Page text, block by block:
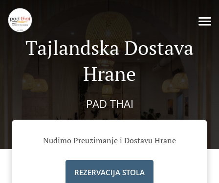
Tajlandska Dostava
Hrane
PAD THAI
Nudimo Preuzimanje i Dostavu Hrane
REZERVACIJA STOLA